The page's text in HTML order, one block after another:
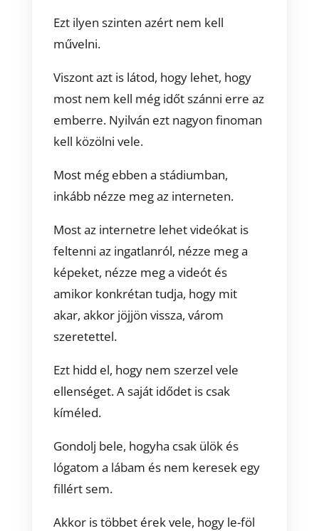
Ezt ilyen szinten azért nem kell
művelni.
Viszont azt is látod, hogy lehet, hogy
most nem kell még időt szánni erre az
emberre. Nyilván ezt nagyon finoman
kell közölni vele.
Most még ebben a stádiumban,
inkább nézze meg az interneten.
Most az internetre lehet videókat is
feltenni az ingatlanról, nézze meg a
képeket, nézze meg a videót és
amikor konkrétan tudja, hogy mit
akar, akkor jöjjön vissza, várom
szeretettel.
Ezt hidd el, hogy nem szerzel vele
ellenséget. A saját idődet is csak
kíméled.
Gondolj bele, hogyha csak ülök és
lógatom a lábam és nem keresek egy
fillért sem.
Akkor is többet érek vele, hogy le-föl